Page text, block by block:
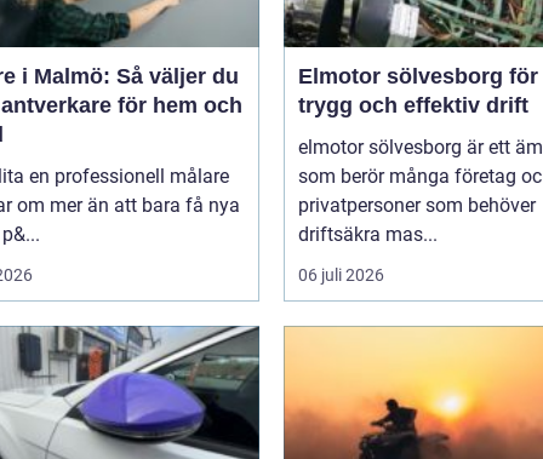
i Malmö: Så väljer du
för hem och
en professionell målare
om mer än att bara få nya
Elmotor sölvesborg för
trygg och effektiv drift
elmotor sölvesborg är ett
som berör många företag
privatpersoner som behöver
driftsäkra mas...
06 juli 2026